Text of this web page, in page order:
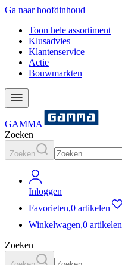
Ga naar hoofdinhoud
Toon hele assortiment
Klusadvies
Klantenservice
Actie
Bouwmarkten
GAMMA
Zoeken
Zoeken
Inloggen
Favorieten,0 artikelen
Winkelwagen,0 artikelen
Zoeken